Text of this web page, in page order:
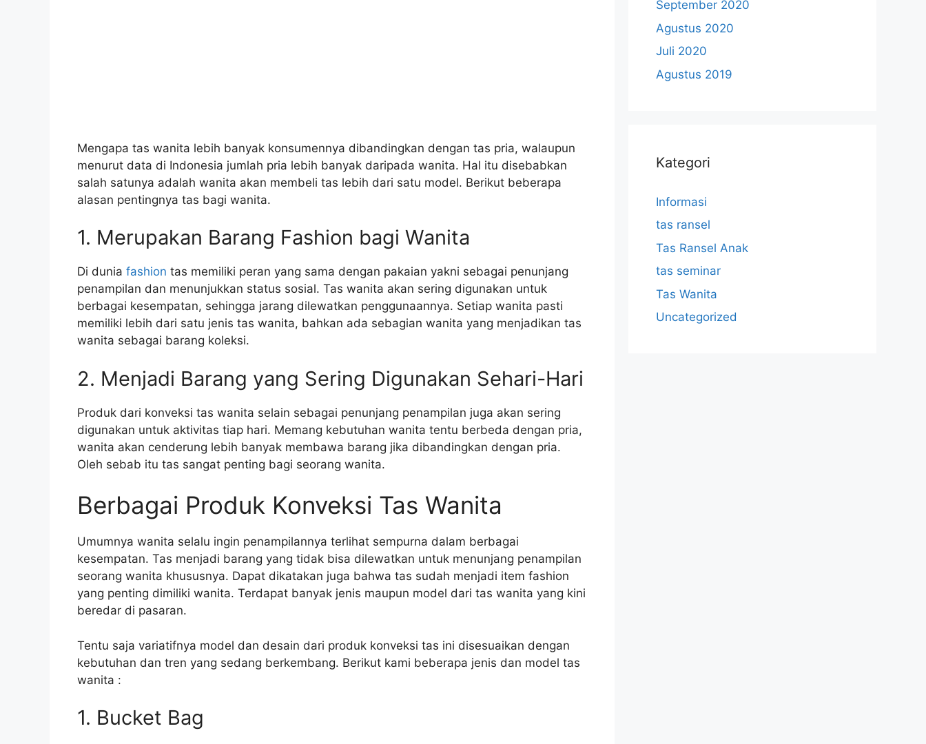
Mengapa tas wanita lebih banyak konsumennya dibandingkan dengan tas pria, walaupun
menurut data di Indonesia jumlah pria lebih banyak daripada wanita. Hal itu disebabkan
salah satunya adalah wanita akan membeli tas lebih dari satu model. Berikut beberapa
alasan pentingnya tas bagi wanita.
1. Merupakan Barang Fashion bagi Wanita
Di dunia fashion tas memiliki peran yang sama dengan pakaian yakni sebagai penunjang
penampilan dan menunjukkan status sosial. Tas wanita akan sering digunakan untuk
berbagai kesempatan, sehingga jarang dilewatkan penggunaannya. Setiap wanita pasti
memiliki lebih dari satu jenis tas wanita, bahkan ada sebagian wanita yang menjadikan tas
wanita sebagai barang koleksi.
2. Menjadi Barang yang Sering Digunakan Sehari-Hari
Produk dari konveksi tas wanita selain sebagai penunjang penampilan juga akan sering
digunakan untuk aktivitas tiap hari. Memang kebutuhan wanita tentu berbeda dengan pria,
wanita akan cenderung lebih banyak membawa barang jika dibandingkan dengan pria.
Oleh sebab itu tas sangat penting bagi seorang wanita.
Berbagai Produk Konveksi Tas Wanita
Umumnya wanita selalu ingin penampilannya terlihat sempurna dalam berbagai
kesempatan. Tas menjadi barang yang tidak bisa dilewatkan untuk menunjang penampilan
seorang wanita khususnya. Dapat dikatakan juga bahwa tas sudah menjadi item fashion
yang penting dimiliki wanita. Terdapat banyak jenis maupun model dari tas wanita yang kini
beredar di pasaran.
Tentu saja variatifnya model dan desain dari produk konveksi tas ini disesuaikan dengan
kebutuhan dan tren yang sedang berkembang. Berikut kami beberapa jenis dan model tas
wanita :
1. Bucket Bag
September 2020
Agustus 2020
Juli 2020
Agustus 2019
Kategori
Informasi
tas ransel
Tas Ransel Anak
tas seminar
Tas Wanita
Uncategorized